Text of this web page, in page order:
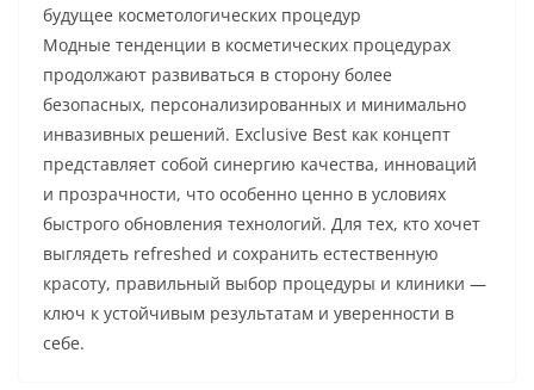
будущее косметологических процедур
Модные тенденции в косметических процедурах
продолжают развиваться в сторону более
безопасных, персонализированных и минимально
инвазивных решений. Exclusive Best как концепт
представляет собой синергию качества, инноваций
и прозрачности, что особенно ценно в условиях
быстрого обновления технологий. Для тех, кто хочет
выглядеть refreshed и сохранить естественную
красоту, правильный выбор процедуры и клиники —
ключ к устойчивым результатам и уверенности в
себе.